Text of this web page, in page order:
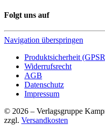
Folgt uns auf
Navigation überspringen
Produktsicherheit
Widerrufsrecht
AGB
Datenschutz
Impressum
© 2026 – Verlagsgruppe
zzgl. Versandkosten